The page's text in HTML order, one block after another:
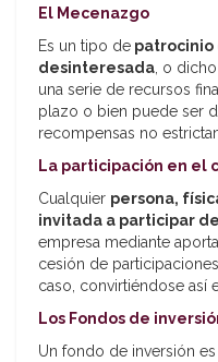
El Mecenazgo
Es un tipo de patrocinio
desinteresada, o
una serie de recursos
plazo o bien puede ser
recompensas no
La participación en el
Cualquier persona,
invitada a participar
empresa mediante
cesión de
caso, convirtiéndose así
Los Fondos de
Un fondo de inversión